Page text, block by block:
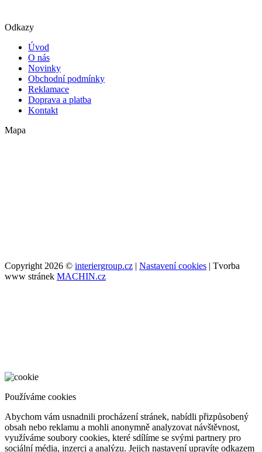
Odkazy
Úvod
O nás
Novinky
Obchodní podmínky
Reklamace
Doprava a platba
Kontakt
Mapa
Copyright 2026 © interiergroup.cz | Nastavení cookies | Tvorba
www stránek MACHIN.cz
Používáme cookies
Abychom vám usnadnili procházení stránek, nabídli přizpůsobený
obsah nebo reklamu a mohli anonymně analyzovat návštěvnost,
využíváme soubory cookies, které sdílíme se svými partnery pro
sociální média, inzerci a analýzu. Jejich nastavení upravíte odkazem